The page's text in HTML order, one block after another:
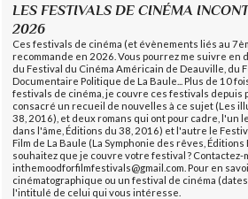
LES FESTIVALS DE CINÉMA
2026
Ces festivals de cinéma (et évènements liés au
recommande en 2026. Vous pourrez me suivre en
du Festival du Cinéma Américain de Deauville, du
Documentaire Politique de La Baule... Plus de 10
festivals de cinéma, je couvre ces festivals depuis
consacré un recueil de nouvelles à ce sujet (Les
38, 2016), et deux romans qui ont pour cadre, l'un
dans l'âme, Éditions du 38, 2016) et l'autre le
Film de La Baule (La Symphonie des rêves,
souhaitez que je couvre votre festival ? Contactez-
inthemoodforfilmfestivals@gmail.com. Pour en
cinématographique ou un festival de cinéma
l'intitulé de celui qui vous intéresse.